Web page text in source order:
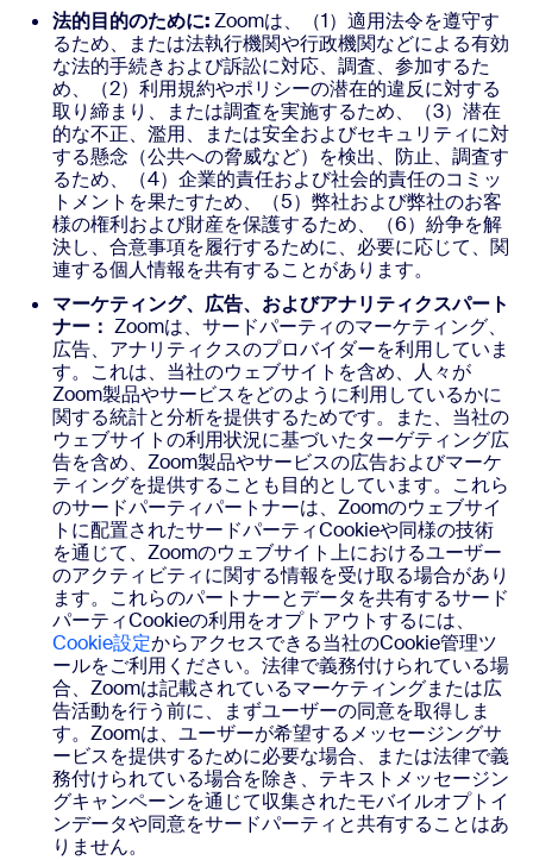
法的目的のために:Zoomは、（1）適用法令を遵守す
るため、または法執行機関や行政機関などによる有効
な法的手続きおよび訴訟に対応、調査、参加するた
め、（2）利用規約やポリシーの潜在的違反に対する
取り締まり、または調査を実施するため、（3）潜在
的な不正、濫用、または安全およびセキュリティに対
する懸念（公共への脅威など）を検出、防止、調査す
るため、（4）企業的責任および社会的責任のコミッ
トメントを果たすため、（5）弊社および弊社のお客
様の権利および財産を保護するため、（6）紛争を解
決し、合意事項を履行するために、必要に応じて、関
連する個人情報を共有することがあります。
マーケティング、広告、およびアナリティクスパート
ナー： Zoomは、サードパーティのマーケティング、
広告、アナリティクスのプロバイダーを利用していま
す。これは、当社のウェブサイトを含め、人々が
Zoom製品やサービスをどのように利用しているかに
関する統計と分析を提供するためです。また、当社の
ウェブサイトの利用状況に基づいたターゲティング広
告を含め、Zoom製品やサービスの広告およびマーケ
ティングを提供することも目的としています。これら
のサードパーティパートナーは、Zoomのウェブサイ
トに配置されたサードパーティCookieや同様の技術
を通じて、Zoomのウェブサイト上におけるユーザー
のアクティビティに関する情報を受け取る場合があり
ます。これらのパートナーとデータを共有するサード
パーティCookieの利用をオプトアウトするには、
Cookie設定からアクセスできる当社のCookie管理ツ
ールをご利用ください。法律で義務付けられている場
合、Zoomは記載されているマーケティングまたは広
告活動を行う前に、まずユーザーの同意を取得しま
す。Zoomは、ユーザーが希望するメッセージングサ
ービスを提供するために必要な場合、または法律で義
務付けられている場合を除き、テキストメッセージン
グキャンペーンを通じて収集されたモバイルオプトイ
ンデータや同意をサードパーティと共有することはあ
りません。